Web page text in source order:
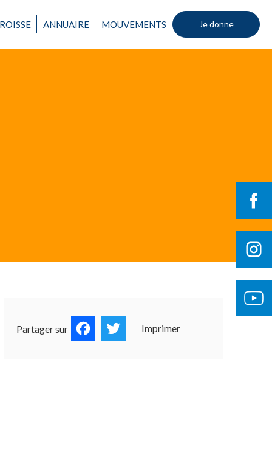
ANNUAIRE MOUVEMENTS Je donne
Partager sur FacebookTwitter
Imprimer